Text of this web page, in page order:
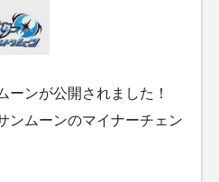
ーンが公開されました！
ンムーンのマイナーチェン